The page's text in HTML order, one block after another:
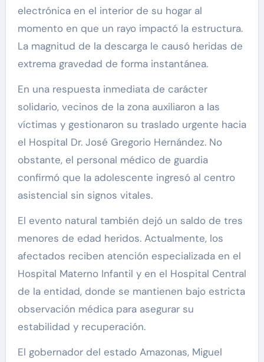
electrónica en el interior de su hogar al
momento en que un rayo impactó la estructura.
La magnitud de la descarga le causó heridas de
extrema gravedad de forma instantánea.
En una respuesta inmediata de carácter
solidario, vecinos de la zona auxiliaron a las
víctimas y gestionaron su traslado urgente hacia
el Hospital Dr. José Gregorio Hernández. No
obstante, el personal médico de guardia
confirmó que la adolescente ingresó al centro
asistencial sin signos vitales.
El evento natural también dejó un saldo de tres
menores de edad heridos. Actualmente, los
afectados reciben atención especializada en el
Hospital Materno Infantil y en el Hospital Central
de la entidad, donde se mantienen bajo estricta
observación médica para asegurar su
estabilidad y recuperación.
El gobernador del estado Amazonas, Miguel